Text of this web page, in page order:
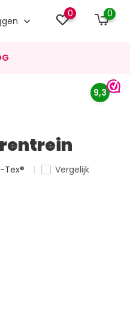
0 0
9,3
Tex® Vergelijk